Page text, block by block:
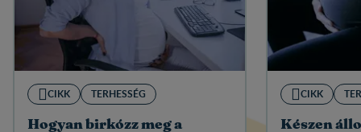
CIKK TERHESSÉG
Hogyan birkózz meg a
CIKK
Készen